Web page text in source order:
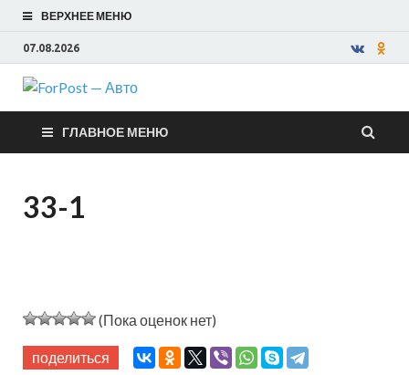
ВЕРХНЕЕ МЕНЮ
07.08.2026
ForPost —
Авто
ГЛАВНОЕ МЕНЮ
33-1
(Пока оценок нет)
поделиться